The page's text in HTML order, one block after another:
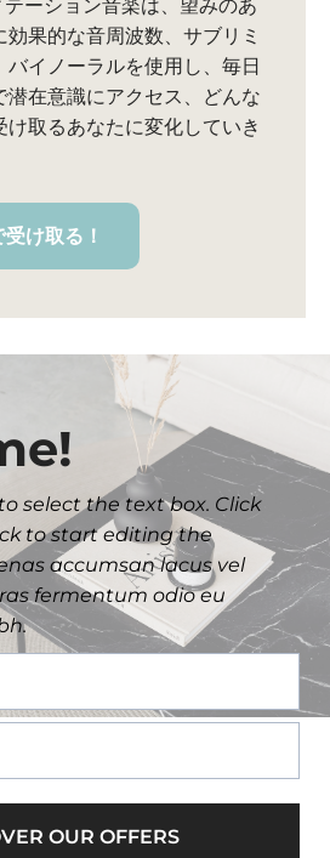
ーション音楽は、望みのあ
果的な音周波数、サブリミ
イノーラルを使用し、毎日
潜在意識にアクセス、どんな
取るあなたに変化していき
け取る！
select the text box. Click
to start editing the
accumsan lacus vel
fermentum odio eu
OUR OFFERS